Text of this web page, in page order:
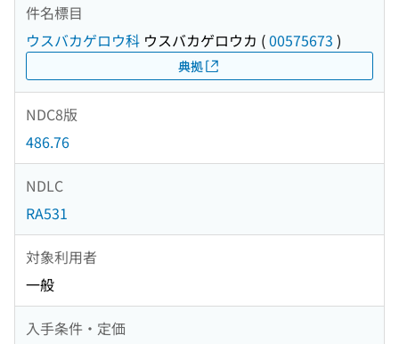
件名標目
ウスバカゲロウ科 ウスバカゲロウカ (00575673 )
典拠
NDC8版
486.76
NDLC
RA531
対象利用者
一般
入手条件・定価